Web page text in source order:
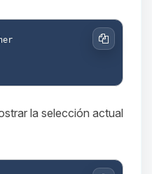
Copiar
la selección actual